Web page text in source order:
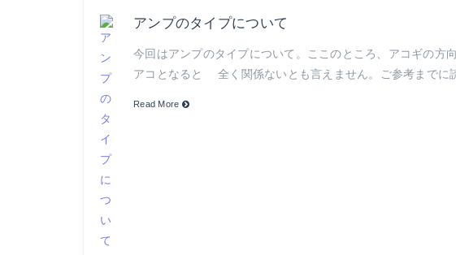
アンプのタイプについて
今回はアンプのタイプについて。ここのところ、アコギの方
アコとなると 全く関係ないとも言えません。ご参考までに
Read More